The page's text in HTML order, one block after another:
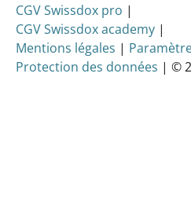
CGV Swissdox pro |
CGV Swissdox academy |
Mentions légales |
Protection des données | ©